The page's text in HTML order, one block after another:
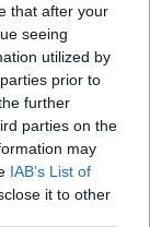
that after your
seeing
utilized by
prior to
further
parties on the
may
IAB’s List of
it to other
#rákbetegség